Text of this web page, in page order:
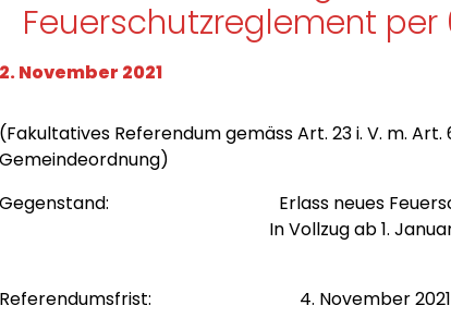
Feuerschutzreglement per
2. November 2021
(Fakultatives Referendum gemäss Art. 23 i. V. m.
Gemeindeordnung)
Gegenstand: Erlass neues
In Vollzug ab 1. Januar
Referendumsfrist: 4. November 2021 bis